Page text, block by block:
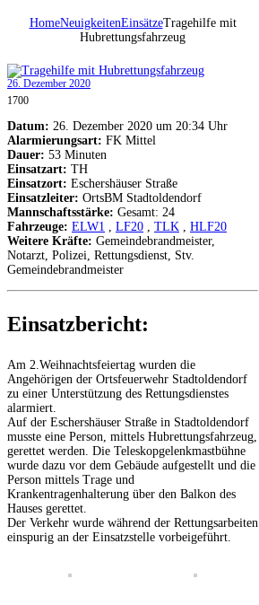
HomeNeuigkeitenEinsätzeTragehilfe mit
Hubrettungsfahrzeug
26. Dezember 2020
1700
Datum: 26. Dezember 2020 um 20:34 Uhr
Alarmierungsart: FK Mittel
Dauer: 53 Minuten
Einsatzart: TH
Einsatzort: Eschershäuser Straße
Einsatzleiter: OrtsBM Stadtoldendorf
Mannschaftsstärke: Gesamt: 24
Fahrzeuge: ELW1 LF20 TLK
HLF20
Weitere Kräfte: Gemeindebrandmeister,
Notarzt, Polizei, Rettungsdienst, Stv.
Gemeindebrandmeister
Einsatzbericht:
Am 2.Weihnachtsfeiertag wurden die
Angehörigen der Ortsfeuerwehr Stadtoldendorf
zu einer Unterstützung des Rettungsdienstes
alarmiert.
Auf der Eschershäuser Straße in Stadtoldendorf
musste eine Person, mittels Hubrettungsfahrzeug,
gerettet werden. Die Teleskopgelenkmastbühne
wurde dazu vor dem Gebäude aufgestellt und die
Person mittels Trage und
Krankentragenhalterung über den Balkon des
Hauses gerettet.
Der Verkehr wurde während der Rettungsarbeiten
einspurig an der Einsatzstelle vorbeigeführt.